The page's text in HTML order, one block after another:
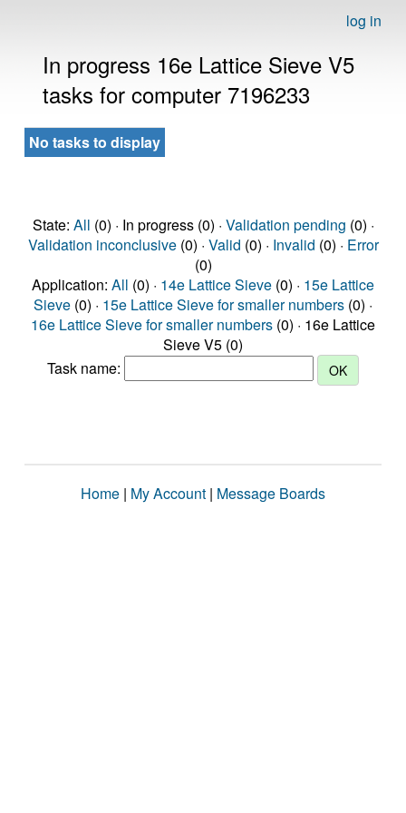
log in
In progress 16e Lattice Sieve V5
tasks for computer 7196233
No tasks to display
State: All (0) · In progress (0) · Validation pending (0) ·
Validation inconclusive(0) · Valid (0) · Invalid (0) · Error
(0)
Application: All (0) · 14e Lattice Sieve (0) · 15e Lattice
Sieve (0) · 15e Lattice Sieve for smaller numbers (0) ·
16e Lattice Sieve for smaller numbers (0) · 16e Lattice
Sieve V5 (0)
Task name:
Home | My Account | Message Boards